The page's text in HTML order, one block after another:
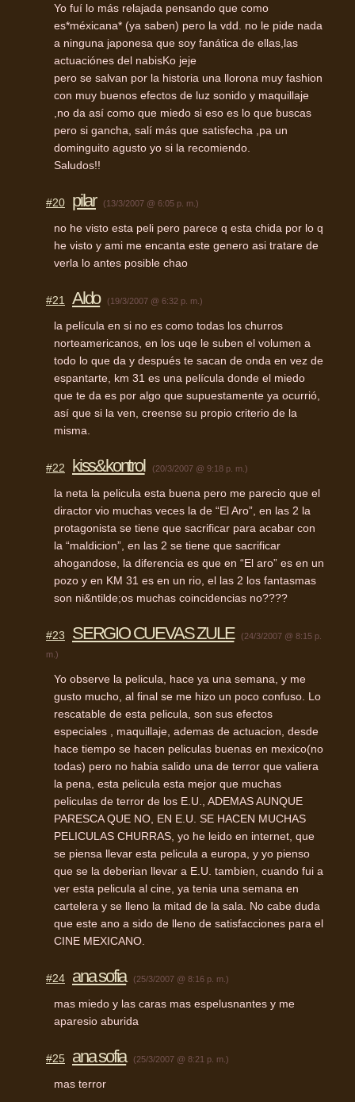
Yo fuí lo más relajada pensando que como
es*méxicana* (ya saben) pero la vdd. no le pide nada
a ninguna japonesa que soy fanática de ellas,las
actuaciónes del nabisKo jeje
pero se salvan por la historia una llorona muy fashion
con muy buenos efectos de luz sonido y maquillaje
,no da así como que miedo si eso es lo que buscas
pero si gancha, salí más que satisfecha ,pa un
dominguito agusto yo si la recomiendo.
Saludos!!
#20 pilar (13/3/2007 @ 6:05 p. m.)
no he visto esta peli pero parece q esta chida por lo q
he visto y ami me encanta este genero asi tratare de
verla lo antes posible chao
#21 Aldo (19/3/2007 @ 6:32 p. m.)
la película en si no es como todas los churros
norteamericanos, en los uqe le suben el volumen a
todo lo que da y después te sacan de onda en vez de
espantarte, km 31 es una película donde el miedo
que te da es por algo que supuestamente ya ocurrió,
así que si la ven, creense su propio criterio de la
misma.
#22 kiss&kontrol (20/3/2007 @ 9:18 p. m.)
la neta la pelicula esta buena pero me parecio que el
diractor vio muchas veces la de “El Aro”, en las 2 la
protagonista se tiene que sacrificar para acabar con
la “maldicion”, en las 2 se tiene que sacrificar
ahogandose, la diferencia es que en “El aro” es en un
pozo y en KM 31 es en un rio, el las 2 los fantasmas
son ni&ntilde;os muchas coincidencias no????
#23 SERGIO CUEVAS ZULE
(24/3/2007 @ 8:15 p.
m.)
Yo observe la pelicula, hace ya una semana, y me
gusto mucho, al final se me hizo un poco confuso. Lo
rescatable de esta pelicula, son sus efectos
especiales , maquillaje, ademas de actuacion, desde
hace tiempo se hacen peliculas buenas en mexico(no
todas) pero no habia salido una de terror que valiera
la pena, esta pelicula esta mejor que muchas
peliculas de terror de los E.U., ADEMASAUNQUE
PARESCA QUE NO, EN E.U. SE HACEN MUCHAS
PELICULAS CHURRAS , yo he leido en internet, que
se piensa llevar esta pelicula a europa, y yo pienso
que se la deberian llevar a E.U. tambien, cuando fui a
ver esta pelicula al cine, ya tenia una semana en
cartelera y se lleno la mitad de la sala. No cabe duda
que este ano a sido de lleno de satisfacciones para el
CINE MEXICANO
#24 ana sofia (25/3/2007 @ 8:16 p. m.)
mas miedo y las caras mas espelusnantes y me
aparesio aburida
#25 ana sofia (25/3/2007 @ 8:21 p. m.)
mas terror